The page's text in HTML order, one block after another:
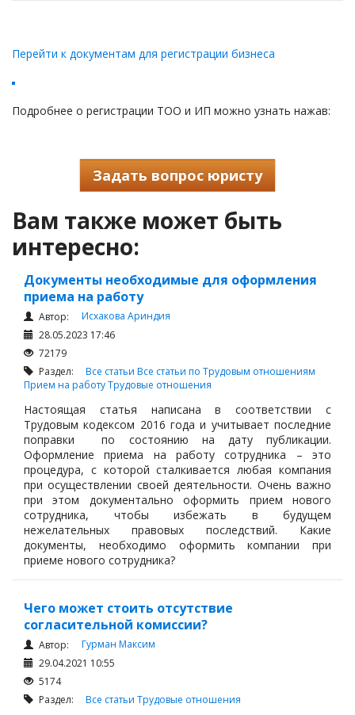
Перейти к документам для регистрации бизнеса
Подробнее о регистрации ТОО и ИП можно узнать нажав:
Задать вопрос юристу
Вам также может быть
интересно:
Документы необходимые для оформления
приема на работу
Автор:
Исхакова Ариндия
28.05.2023 17:46
72179
Раздел: Все статьи Все статьи по Трудовым отношениям
Прием на работуТрудовые отношения
Настоящая статья написана в соответствии с
Трудовым кодексом 2016 года и учитывает последние
поправки по состоянию на дату публикации.
Оформление приема на работу сотрудника – это
процедура, с которой сталкивается любая компания
при осуществлении своей деятельности. Очень важно
при этом документально оформить прием нового
сотрудника, чтобы избежать в будущем
нежелательных правовых последствий. Какие
документы, необходимо оформить компании при
приеме нового сотрудника?
Чего может стоить отсутствие
согласительной комиссии?
Автор:
Гурман Максим
29.04.2021 10:55
5174
Раздел: Все статьи Трудовые отношения